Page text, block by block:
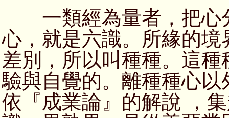
一類經為量者，把心
心，就是六識。所緣的
差別，所以叫種種。這
驗與自覺的。離種種心
依『成業論』的解說 ，